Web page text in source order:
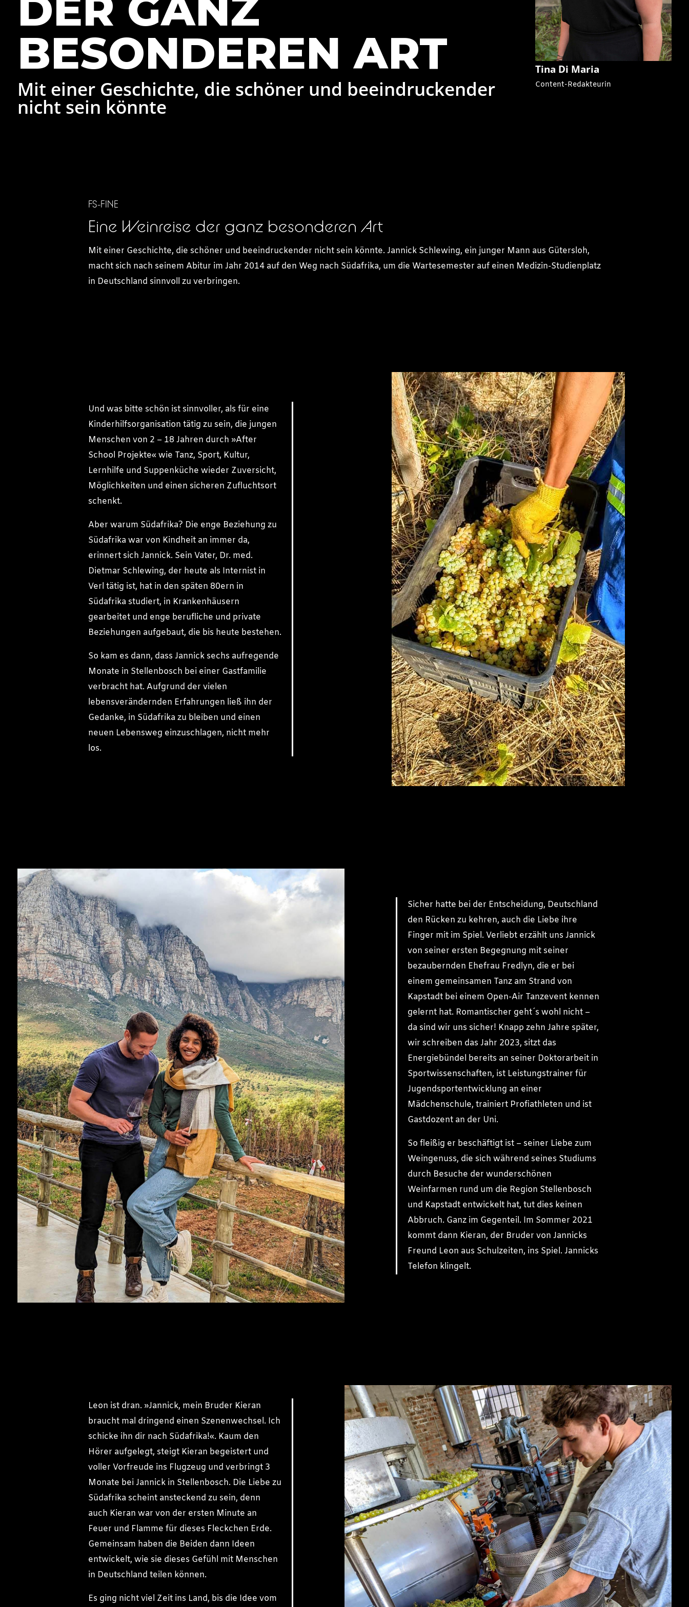
BESONDEREN ART
Mit einer Geschichte, die schöner und beeindruckender
nicht sein könnte
Tina Di Maria
Content-Redakteurin
FS-FINE
Eine Weinreise der ganz besonderen Art
Mit einer Geschichte, die schöner und beeindruckender nicht sein könnte. Jannick Schlewing, ein junger Mann aus Gütersloh,
macht sich nach seinem Abitur im Jahr 2014 auf den Weg nach Südafrika, um die Wartesemester auf einen Medizin-Studienplatz
in Deutschland sinnvoll zu verbringen.
Und was bitte schön ist sinnvoller, als für eine
Kinderhilfsorganisation tätig zu sein, die jungen
Menschen von 2 – 18 Jahren durch »After
School Projekte« wie Tanz, Sport, Kultur,
Lernhilfe und Suppenküche wieder Zuversicht,
Möglichkeiten und einen sicheren Zufluchtsort
schenkt.
Aber warum Südafrika? Die enge Beziehung zu
Südafrika war von Kindheit an immer da,
erinnert sich Jannick. Sein Vater, Dr. med.
Dietmar Schlewing, der heute als Internist in
Verl tätig ist, hat in den späten 80ern in
Südafrika studiert, in Krankenhäusern
gearbeitet und enge berufliche und private
Beziehungen aufgebaut, die bis heute bestehen.
So kam es dann, dass Jannick sechs aufregende
Monate in Stellenbosch bei einer Gastfamilie
verbracht hat. Aufgrund der vielen
lebensverändernden Erfahrungen ließ ihn der
Gedanke, in Südafrika zu bleiben und einen
neuen Lebensweg einzuschlagen, nicht mehr
los.
Sicher hatte bei der Entscheidung, Deutschland
den Rücken zu kehren, auch die Liebe ihre
Finger mit im Spiel. Verliebt erzählt uns Jannick
von seiner ersten Begegnung mit seiner
bezaubernden Ehefrau Fredlyn, die er bei
einem gemeinsamen Tanz am Strand von
Kapstadt bei einem Open-Air Tanzevent kennen
gelernt hat. Romantischer geht´s wohl nicht –
da sind wir uns sicher! Knapp zehn Jahre später,
wir schreiben das Jahr 2023, sitzt das
Energiebündel bereits an seiner Doktorarbeit in
Sportwissenschaften, ist Leistungstrainer für
Jugendsportentwicklung an einer
Mädchenschule, trainiert Profiathleten und ist
Gastdozent an der Uni.
So fleißig er beschäftigt ist – seiner Liebe zum
Weingenuss, die sich während seines Studiums
durch Besuche der wunderschönen
Weinfarmen rund um die Region Stellenbosch
und Kapstadt entwickelt hat, tut dies keinen
Abbruch. Ganz im Gegenteil. Im Sommer 2021
kommt dann Kieran, der Bruder von Jannicks
Freund Leon aus Schulzeiten, ins Spiel. Jannicks
Telefon klingelt.
Leon ist dran. »Jannick, mein Bruder Kieran
braucht mal dringend einen Szenenwechsel. Ich
schicke ihn dir nach Südafrika!«. Kaum den
Hörer aufgelegt, steigt Kieran begeistert und
voller Vorfreude ins Flugzeug und verbringt 3
Monate bei Jannick in Stellenbosch. Die Liebe zu
Südafrika scheint ansteckend zu sein, denn
auch Kieran war von der ersten Minute an
Feuer und Flamme für dieses Fleckchen Erde.
Gemeinsam haben die Beiden dann Ideen
entwickelt, wie sie dieses Gefühl mit Menschen
in Deutschland teilen können.
Es ging nicht viel Zeit ins Land, bis die Idee vom